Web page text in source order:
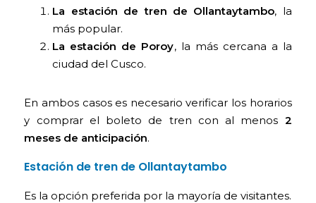
La estación de tren de Ollantaytambo, la
más popular.
La estación de Poroy, la más cercana a la
ciudad del Cusco.
En ambos casos es necesario verificar los horarios
y comprar el boleto de tren con al menos 2
meses de anticipación.
Estación de tren de Ollantaytambo
Es la opción preferida por la mayoría de visitantes.